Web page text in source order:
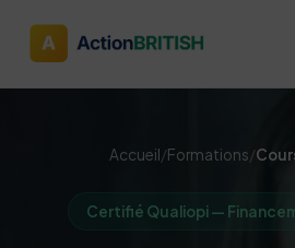
Accueil/Formations/
Certifié Qualiopi —